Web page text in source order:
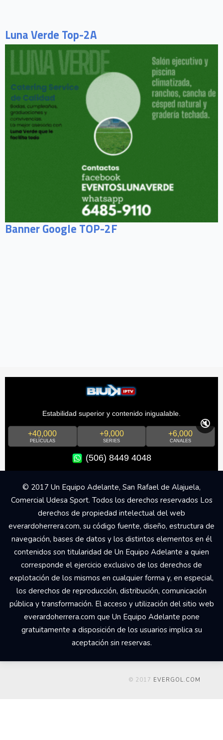
Luna Verde Top-2A
Banner Google TOP-2F
Estabilidad superior y contenido inigualable.
+40,000
PELÍCULAS
+9,000
SERIES
+6,000
CANALES
(506) 8449 4048
🔇
© 2017 Un Equipo Adelante, San Rafael de Alajuela,
Comercial Udesa Sport. Todos los derechos reservados Los
derechos de propiedad intelectual del web
everardoherrera.com, su código fuente, diseño, estructura de
navegación, bases de datos y los distintos elementos en él
contenidos son titularidad de Un Equipo Adelante a quien
corresponde el ejercicio exclusivo de los derechos de
explotación de los mismos en cualquier forma y, en especial,
los derechos de reproducción, distribución, comunicación
pública y transformación. El acceso y utilización del sitio web
everardoherrera.com que Un Equipo Adelante pone
gratuitamente a disposición de los usuarios implica su
aceptación sin reservas.
© 2017 EVERGOL.COM